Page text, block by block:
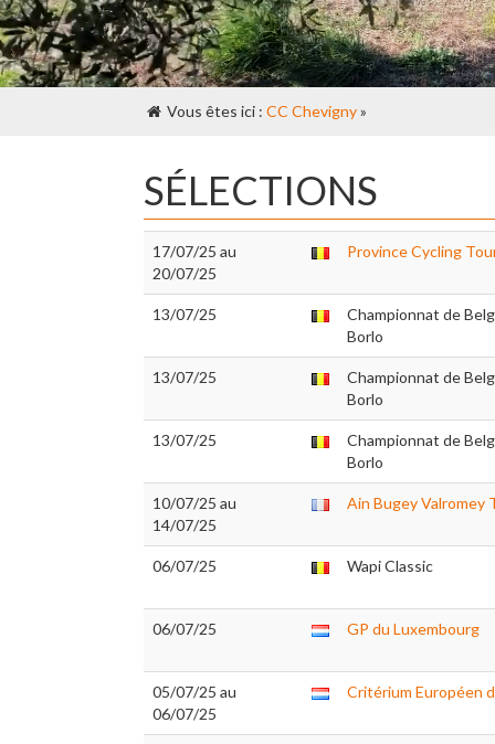
Vous êtes ici : CC Chevigny»
SÉLECTIONS
17/07/25 au
20/07/25
Province Cycling
13/07/25
Championnat de
Borlo
13/07/25
Championnat de
Borlo
13/07/25
Championnat de
Borlo
10/07/25 au
14/07/25
Ain Bugey Valromey
06/07/25 Wapi Classic
06/07/25 GP du Luxembourg
05/07/25 au
06/07/25
Critérium Européen